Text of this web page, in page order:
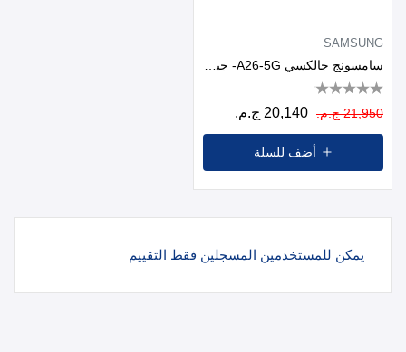
SAMSUNG
21,950 ج.م. 20,140 ج.م.
أضف للسلة
يمكن للمستخدمين المسجلين فقط التقييم